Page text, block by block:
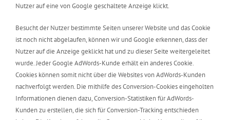
Nutzer auf eine von Google geschaltete Anzeige klickt.
Besucht der Nutzer bestimmte Seiten unserer Website und das Cookie
ist noch nicht abgelaufen, können wir und Google erkennen, dass der
Nutzer auf die Anzeige geklickt hat und zu dieser Seite weitergeleitet
wurde. Jeder Google AdWords-Kunde erhält ein anderes Cookie.
Cookies können somit nicht über die Websites von AdWords-Kunden
nachverfolgt werden. Die mithilfe des Conversion-Cookies eingeholten
Informationen dienen dazu, Conversion-Statistiken für AdWords-
Kunden zu erstellen, die sich für Conversion-Tracking entschieden